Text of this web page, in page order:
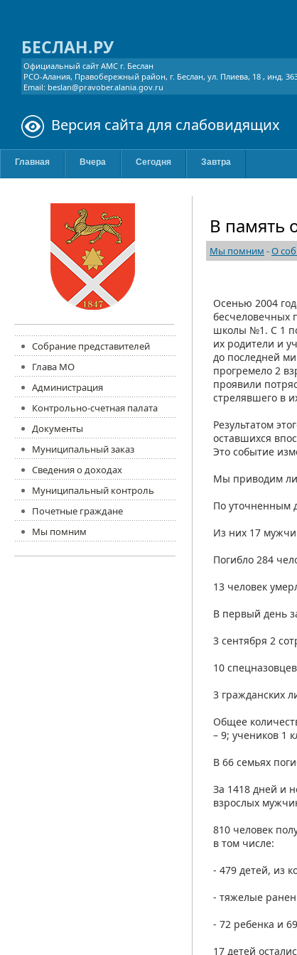
БЕСЛАН.РУ
Официальный сайт АМС г. Беслан
РСО-Алания, Правобережный район, г. Беслан, ул. Плиева, 18 , инд.
Email: beslan@pravober.alania.gov.ru
Версия сайта для слабовидящих
Главная Вчера Сегодня Завтра
Собрание представителей
Глава МО
Администрация
Контрольно-счетная палата
Документы
Муниципальный заказ
Сведения о доходах
Муниципальный контроль
Почетные граждане
Мы помним
В память
Мы помним -О
Осенью 2004
бесчеловечных
школы №1. С 1
их родители и
до последней
прогремело 2
проявили
стрелявшего в
Результатом
оставшихся
Это событие
Мы приводим
По уточненным
Из них 17
Погибло 284
13 человек
В первый день
3 сентября 2
10
3 гражданских
Общее
– 9; учеников 1
В 66 семьях
За 1418 дней и
взрослых
810 человек
в том числе:
- 479 детей, из
- тяжелые
- 72 ребенка и
17 детей